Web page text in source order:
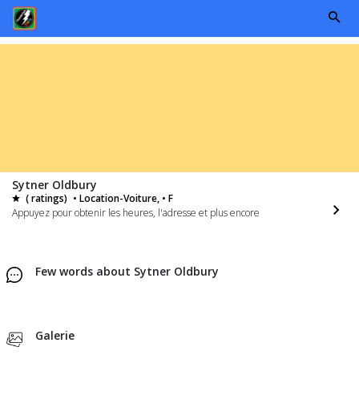
Sytner Oldbury
( ratings) • Location-Voiture, • F
Appuyez pour obtenir les heures, l'adresse et plus encore
Few words about Sytner Oldbury
Galerie